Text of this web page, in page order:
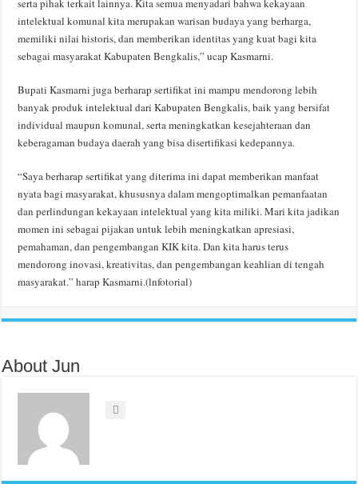
serta pihak terkait lainnya. Kita semua menyadari bahwa kekayaan
intelektual komunal kita merupakan warisan budaya yang berharga,
memiliki nilai historis, dan memberikan identitas yang kuat bagi kita
sebagai masyarakat Kabupaten Bengkalis,” ucap Kasmarni.
Bupati Kasmarni juga berharap sertifikat ini mampu mendorong lebih
banyak produk intelektual dari Kabupaten Bengkalis, baik yang bersifat
individual maupun komunal, serta meningkatkan kesejahteraan dan
keberagaman budaya daerah yang bisa disertifikasi kedepannya.
“Saya berharap sertifikat yang diterima ini dapat memberikan manfaat
nyata bagi masyarakat, khususnya dalam mengoptimalkan pemanfaatan
dan perlindungan kekayaan intelektual yang kita miliki. Mari kita jadikan
momen ini sebagai pijakan untuk lebih meningkatkan apresiasi,
pemahaman, dan pengembangan KIK kita. Dan kita harus terus
mendorong inovasi, kreativitas, dan pengembangan keahlian di tengah
masyarakat.” harap Kasmarni.(lnfotorial)
About Jun